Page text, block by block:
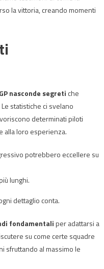
la vittoria, creando momenti
nasconde segreti che
statistiche ci svelano
determinati piloti
alla loro esperienza.
potrebbero eccellere su
lunghi.
dettaglio conta.
fondamentaliper adattarsi a
su come certe squadre
sfruttando al massimo le